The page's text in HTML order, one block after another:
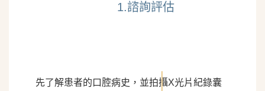
1.諮詢評估
先了解患者的口腔病史，並拍攝X光片紀錄囊